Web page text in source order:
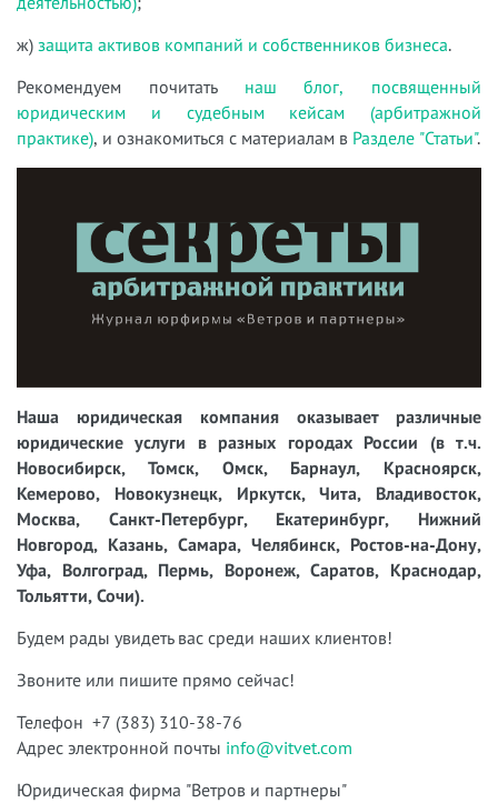
ж) защита активов компаний и собственников бизнеса.
Рекомендуем почитать наш блог, посвященный
юридическим и судебным кейсам (арбитражной
практике), и ознакомиться с материалам в Разделе "Статьи".
Наша юридическая компания оказывает различные
юридические услуги в разных городах России (в т.ч.
Новосибирск, Томск, Омск, Барнаул, Красноярск,
Кемерово, Новокузнецк, Иркутск, Чита, Владивосток,
Москва, Санкт-Петербург, Екатеринбург, Нижний
Новгород, Казань, Самара, Челябинск, Ростов-на-Дону,
Уфа, Волгоград, Пермь, Воронеж, Саратов, Краснодар,
Тольятти, Сочи).
Будем рады увидеть вас среди наших клиентов!
Звоните или пишите прямо сейчас!
Телефон +7 (383) 310-38-76
Адрес электронной почты info@vitvet.com
Юридическая фирма "Ветров и партнеры"